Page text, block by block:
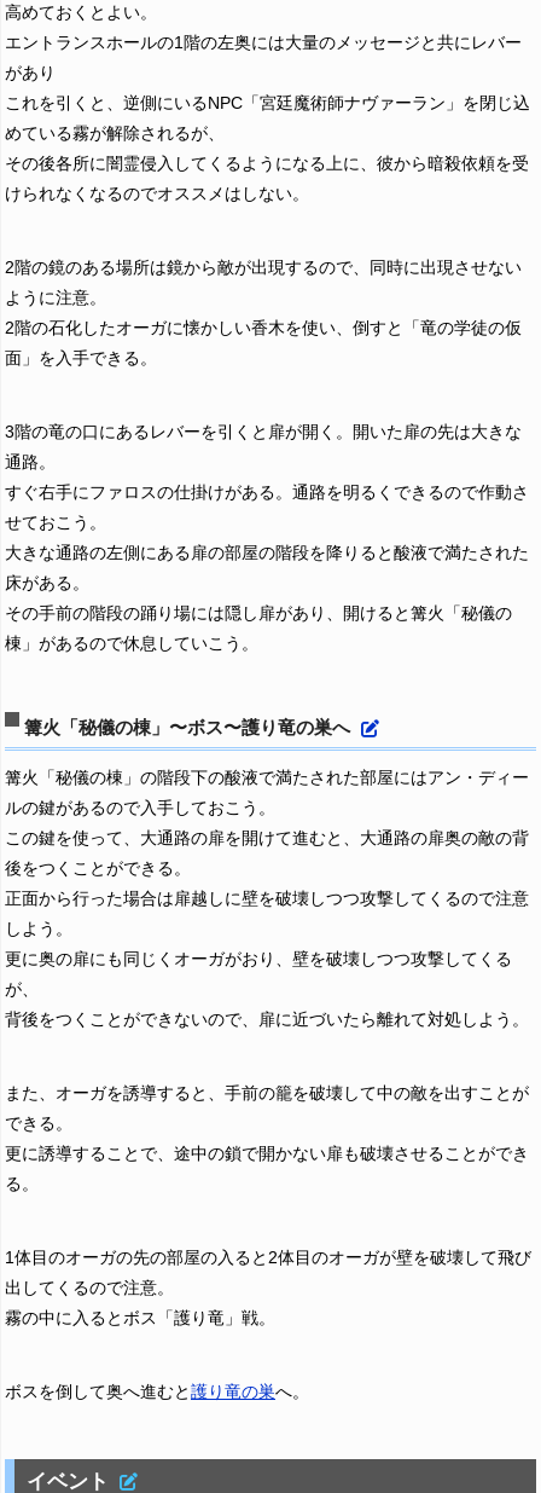
高めておくとよい。
エントランスホールの1階の左奥には大量のメッセージと共にレバー
があり
これを引くと、逆側にいるNPC「宮廷魔術師ナヴァーラン」を閉じ込
めている霧が解除されるが、
その後各所に闇霊侵入してくるようになる上に、彼から暗殺依頼を受
けられなくなるのでオススメはしない。
2階の鏡のある場所は鏡から敵が出現するので、同時に出現させない
ように注意。
2階の石化したオーガに懐かしい香木を使い、倒すと「竜の学徒の仮
面」を入手できる。
3階の竜の口にあるレバーを引くと扉が開く。開いた扉の先は大きな
通路。
すぐ右手にファロスの仕掛けがある。通路を明るくできるので作動さ
せておこう。
大きな通路の左側にある扉の部屋の階段を降りると酸液で満たされた
床がある。
その手前の階段の踊り場には隠し扉があり、開けると篝火「秘儀の
棟」があるので休息していこう。
篝火「秘儀の棟」〜ボス〜護り竜の巣へ
篝火「秘儀の棟」の階段下の酸液で満たされた部屋にはアン・ディー
ルの鍵があるので入手しておこう。
この鍵を使って、大通路の扉を開けて進むと、大通路の扉奥の敵の背
後をつくことができる。
正面から行った場合は扉越しに壁を破壊しつつ攻撃してくるので注意
しよう。
更に奥の扉にも同じくオーガがおり、壁を破壊しつつ攻撃してくる
が、
背後をつくことができないので、扉に近づいたら離れて対処しよう。
また、オーガを誘導すると、手前の籠を破壊して中の敵を出すことが
できる。
更に誘導することで、途中の鎖で開かない扉も破壊させることができ
る。
1体目のオーガの先の部屋の入ると2体目のオーガが壁を破壊して飛び
出してくるので注意。
霧の中に入るとボス「護り竜」戦。
ボスを倒して奥へ進むと護り竜の巣へ。
イベント